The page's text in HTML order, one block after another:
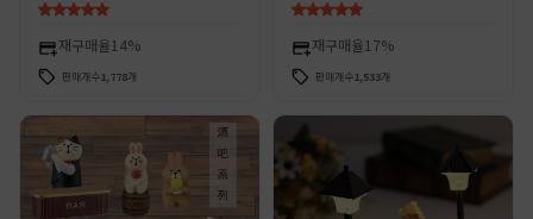
재구매율 14%
판매개수1,778개
재구매율 17%
판매개수1,533개